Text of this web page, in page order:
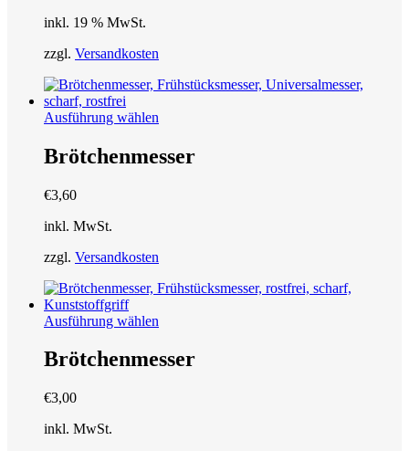
inkl. 19 % MwSt.
zzgl. Versandkosten
Ausführung wählen
mehrere
auf
der
Produktseite
werden
Brötchenmesser
€3,60
inkl. MwSt.
zzgl. Versandkosten
Ausführung wählen
weist
mehrere
Brötchenmesser
€3,00
inkl. MwSt.